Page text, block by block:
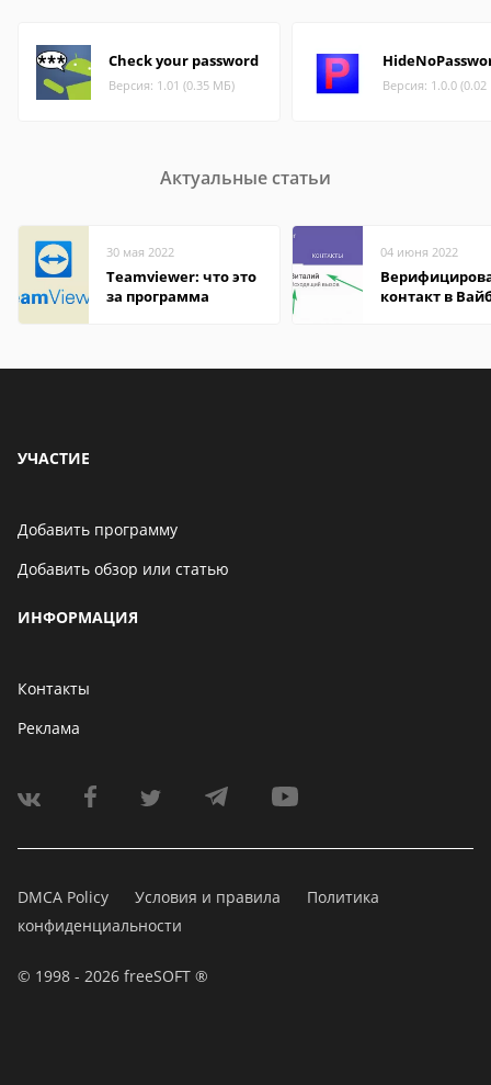
Check your password
Версия: 1.01 (0.35 МБ) Версия: 1.0.0
Актуальные статьи
30 мая 2022
Teamviewer: что это
за программа
04 июня 2022
контакт в
УЧАСТИЕ
Добавить программу
Добавить обзор или статью
ИНФОРМАЦИЯ
Контакты
Реклама
DMCA Policy Условия и правила
Политика
конфиденциальности
© 1998 - 2026 freeSOFT ®